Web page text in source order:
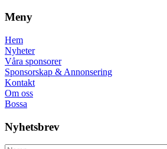
Meny
Hem
Nyheter
Våra sponsorer
Sponsorskap & Annonsering
Kontakt
Om oss
Bossa
Nyhetsbrev